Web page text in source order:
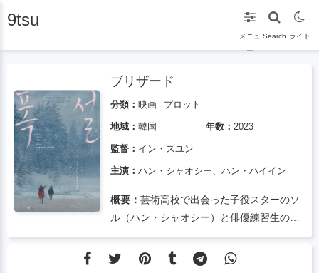
9tsu
メニュ
ー
Search ライト
ブリザード
分類： 映画 プロット
地域： 韓国 年数： 2023
監督： イン・スユン
主演： ハン・シャオシー、ハン・ハイイン
概要： 芸術高校で出会った子役スターのソ
ル（ハン・シャオシー）と俳優練習生のシ
ウアン（ハン・ヘイン）がお互いを信頼
し、友情と愛情を重ねていく物語。その後